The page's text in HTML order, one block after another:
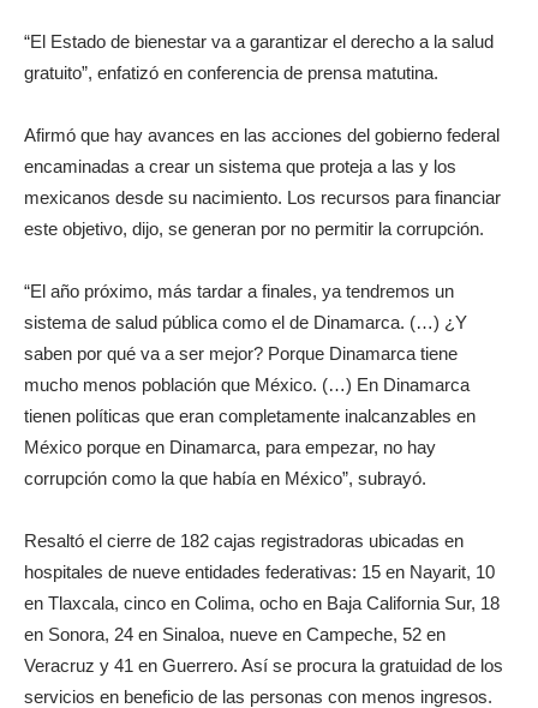
“El Estado de bienestar va a garantizar el derecho a la salud
gratuito”, enfatizó en conferencia de prensa matutina.
Afirmó que hay avances en las acciones del gobierno federal
encaminadas a crear un sistema que proteja a las y los
mexicanos desde su nacimiento. Los recursos para financiar
este objetivo, dijo, se generan por no permitir la corrupción.
“El año próximo, más tardar a finales, ya tendremos un
sistema de salud pública como el de Dinamarca. (…) ¿Y
saben por qué va a ser mejor? Porque Dinamarca tiene
mucho menos población que México. (…) En Dinamarca
tienen políticas que eran completamente inalcanzables en
México porque en Dinamarca, para empezar, no hay
corrupción como la que había en México”, subrayó.
Resaltó el cierre de 182 cajas registradoras ubicadas en
hospitales de nueve entidades federativas: 15 en Nayarit, 10
en Tlaxcala, cinco en Colima, ocho en Baja California Sur, 18
en Sonora, 24 en Sinaloa, nueve en Campeche, 52 en
Veracruz y 41 en Guerrero. Así se procura la gratuidad de los
servicios en beneficio de las personas con menos ingresos.